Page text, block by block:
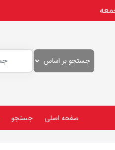
صفحه اصلی جستجو